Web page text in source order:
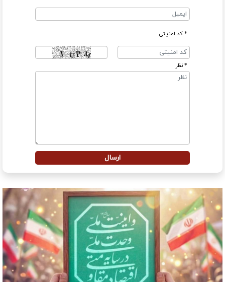
* کد امنیتی
* نظر